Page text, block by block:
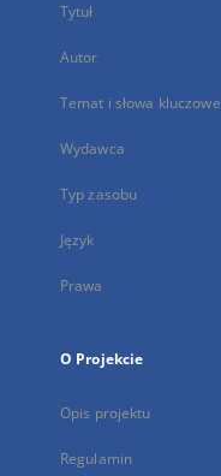
Tytuł
Autor
Temat i słowa kluczowe
Wydawca
Typ zasobu
Język
Prawa
O Projekcie
Opis projektu
Regulamin